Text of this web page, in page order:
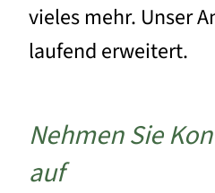
vieles mehr. Unser
laufend erweitert.
Nehmen Sie
auf